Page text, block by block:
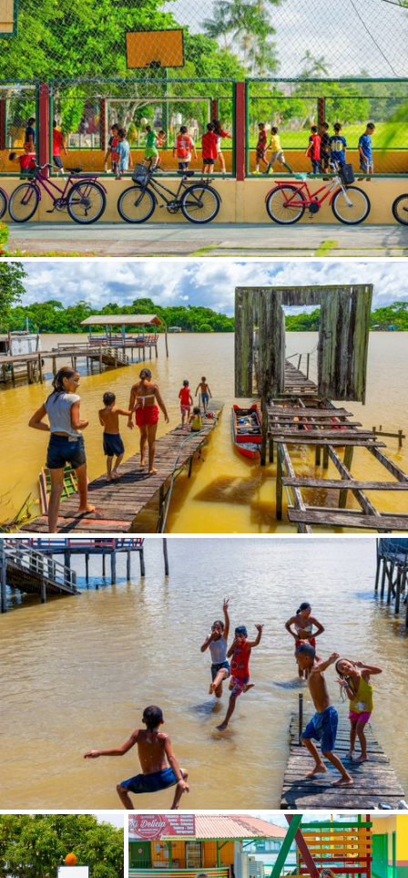
Status
SALVAR